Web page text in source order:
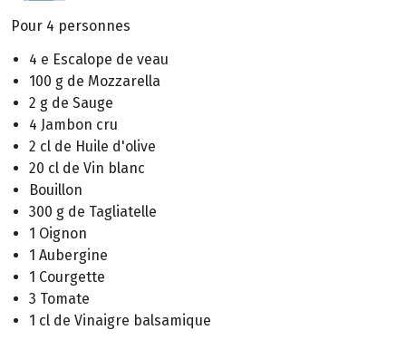
Pour 4 personnes
4 e Escalope de veau
100 g de Mozzarella
2 g de Sauge
4 Jambon cru
2 cl de Huile d'olive
20 cl de Vin blanc
Bouillon
300 g de Tagliatelle
1 Oignon
1 Aubergine
1 Courgette
3 Tomate
1 cl de Vinaigre balsamique